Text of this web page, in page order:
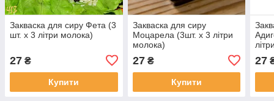
Закваска для сиру Фета (3
шт. х 3 літри молока)
27 ₴
Купити
Закваска для сиру
Моцарела (3шт. х 3 літри
молока)
27₴
Купити
27